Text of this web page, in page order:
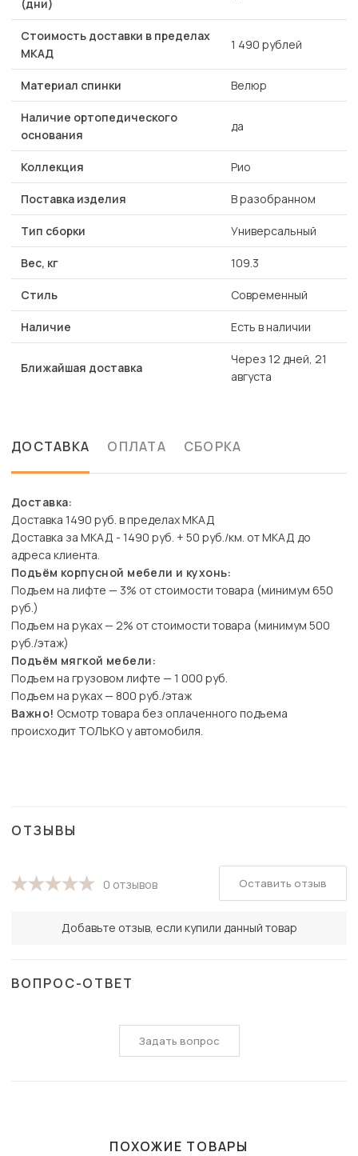
(дни)
Стоимость доставки в пределах
МКАД
1 490 рублей
Материал спинки Велюр
Наличие ортопедического
основания
да
Коллекция Рио
Поставка изделия В разобранном
Тип сборки Универсальный
Вес, кг 109.3
Стиль Современный
Наличие Есть в наличии
Ближайшая доставка
Через 12 дней, 21
августа
ДОСТАВКА ОПЛАТА СБОРКА
Доставка:
Доставка 1490 руб. в пределах МКАД
Доставка за МКАД - 1490 руб. + 50 руб./км. от МКАД до
адреса клиента.
Подъём корпусной мебели и кухонь:
Подъем на лифте — 3% от стоимости товара (минимум 650
руб.)
Подъем на руках — 2% от стоимости товара (минимум 500
руб./этаж)
Подъём мягкой мебели:
Подъем на грузовом лифте — 1 000 руб.
Подъем на руках — 800 руб./этаж
Важно! Осмотр товара без оплаченного подъема
происходит ТОЛЬКО у автомобиля.
ОТЗЫВЫ
0 отзывов
Добавьте отзыв, если купили данный товар
Оставить отзыв
ВОПРОС-ОТВЕТ
Задать вопрос
ПОХОЖИЕ ТОВАРЫ